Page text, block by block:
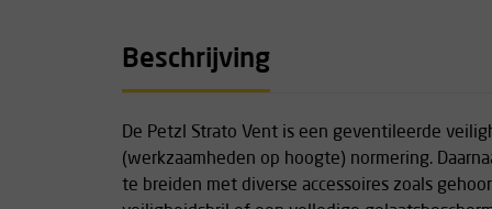
Beschrijving
De Petzl Strato Vent is een geventileerde
(werkzaamheden op hoogte) normering.
te breiden met diverse accessoires zoals